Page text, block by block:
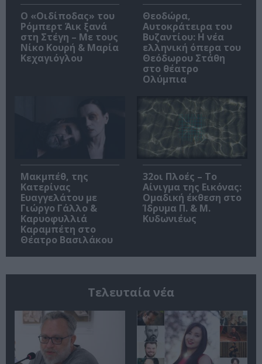
O «Οιδίποδας» του
Ρόμπερτ Άικ ξανά
στη Στέγη – Με τους
Νίκο Κουρή & Μαρία
Κεχαγιόγλου
Θεοδώρα,
Αυτοκράτειρα του
Βυζαντίου: Η νέα
ελληνική όπερα του
Θεόδωρου Στάθη
στο θέατρο
Ολύμπια
Μακμπέθ, της
Κατερίνας
Ευαγγελάτου με
Γιώργο Γάλλο &
Καρυοφυλλιά
Καραμπέτη στο
Θέατρο Βασιλάκου
32οι Πλοές – Το
Αίνιγμα της Εικόνας:
Ομαδική έκθεση στο
Ίδρυμα Π. & Μ.
Κυδωνιέως
Τελευταία νέα